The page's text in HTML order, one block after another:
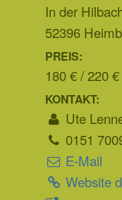
In der
52396
PREIS:
180 € / 220 €
KONTAKT:
Ute
0151
E-Mail
Website